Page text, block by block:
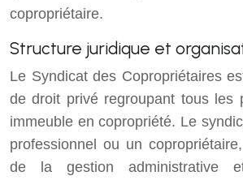
copropriétaire.
Structure juridique et
Le Syndicat des Copropriétaires
de droit privé regroupant tous les
immeuble en copropriété. Le
professionnel ou un
de la gestion administrative